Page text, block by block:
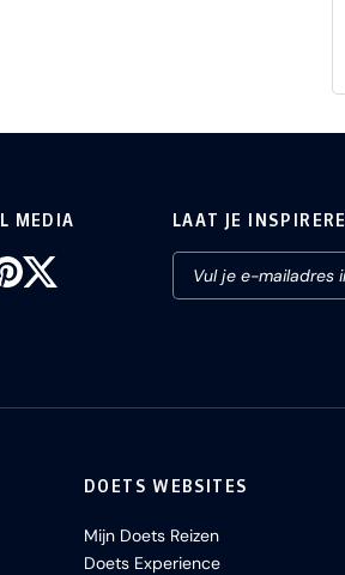
MEDIA LAAT JE
DOETS WEBSITES
Mijn Doets Reizen
Doets Experience